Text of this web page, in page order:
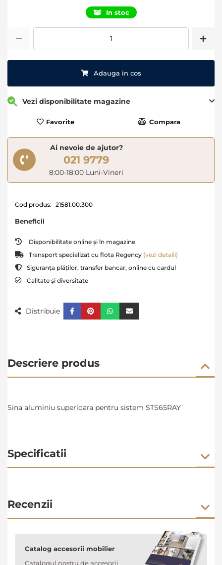
In stoc
Adauga in cos
Vezi disponibilitate magazine
Favorite Compara
Ai nevoie de ajutor?
021 9779
8:00-18:00 Luni-Vineri
Cod produs: 21581.00.300
Beneficii
Disponibilitate online și în magazine
Transport specializat cu flota Regency (vezi detalii)
Siguranța plăților, transfer bancar, online cu cardul
Calitate și diversitate
Distribuie
Descriere produs
Sina aluminiu superioara pentru sistem STS65RAY
Specificatii
Recenzii
Catalog accesorii mobilier
Catalogul nostru de accesorii